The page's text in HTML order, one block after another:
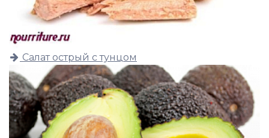
Салат острый с тунцом